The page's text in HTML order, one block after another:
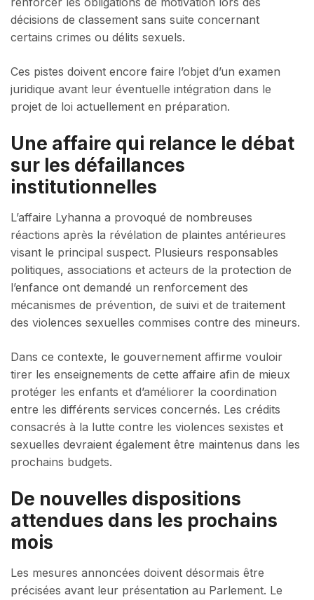
décisions de classement sans suite concernant
certains crimes ou délits sexuels.
Ces pistes doivent encore faire l’objet d’un examen
juridique avant leur éventuelle intégration dans le
projet de loi actuellement en préparation.
Une affaire qui relance le débat
sur les défaillances
institutionnelles
L’affaire Lyhanna a provoqué de nombreuses
réactions après la révélation de plaintes antérieures
visant le principal suspect. Plusieurs responsables
politiques, associations et acteurs de la protection de
l’enfance ont demandé un renforcement des
mécanismes de prévention, de suivi et de traitement
des violences sexuelles commises contre des mineurs.
Dans ce contexte, le gouvernement affirme vouloir
tirer les enseignements de cette affaire afin de mieux
protéger les enfants et d’améliorer la coordination
entre les différents services concernés. Les crédits
consacrés à la lutte contre les violences sexistes et
sexuelles devraient également être maintenus dans les
prochains budgets.
De nouvelles dispositions
attendues dans les prochains
mois
Les mesures annoncées doivent désormais être
précisées avant leur présentation au Parlement. Le